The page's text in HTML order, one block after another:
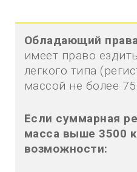
Обладающий
имеет право
легкого типа
массой не более
Если суммарная
масса выше 3500
возможности: